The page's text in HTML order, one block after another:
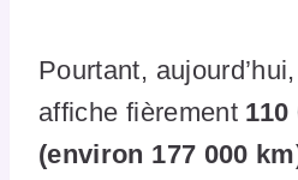
Pourtant,
affiche fièrement
(environ 177 000